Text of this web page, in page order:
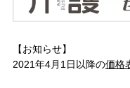
【お知らせ】
2021年4月1日以降の価格